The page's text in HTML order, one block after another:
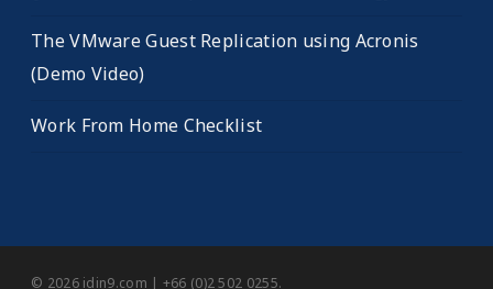
The VMware Guest Replication using Acronis
(Demo Video)
Work From Home Checklist
© 2026 idin9.com | +66 (0)2 502 0255.